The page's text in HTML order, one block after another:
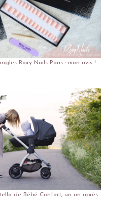
Roxy Nails Paris : mon avis !
de Bébé Confort, un an après